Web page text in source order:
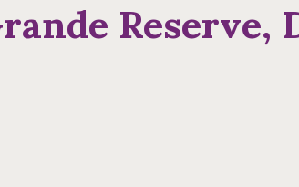
Reserve,